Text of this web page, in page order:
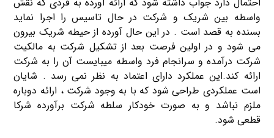
واسطه بین شریک و شرکت در حال تاسیس را اجرا نماید
بسنده به قصد است . در این حال آورده از حیطه شریک بیرون
می شود و در اولین فرصت بعد از تشکیل شرکت به مالکیت
شرکت درآمده و سرانجام فرد واسطه میبایست آن را به شرکت
ارائه کند.این عملکرد دارای اعتماد به نظر نمی رسد . شایان
است عملکردی طراحی شود که با به وجود شرکت ، ارائه دوباره
ملزم نباشد و به صورت خودکار سلطه شرکت برآورده شرکا
قطعی شود.